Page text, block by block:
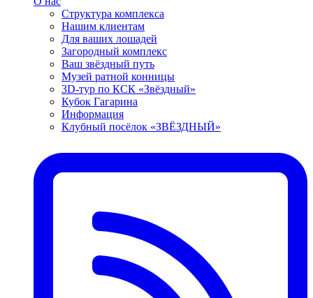
Структура комплекса
Нашим клиентам
Для ваших лошадей
Загородный комплекс
Ваш звёздный путь
Музей ратной конницы
3D-тур по КСК «Звёздный»
Кубок Гагарина
Информация
Клубный посёлок «ЗВЁЗДНЫЙ»